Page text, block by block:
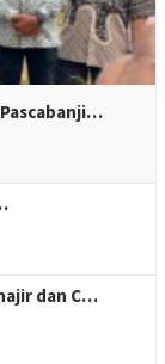
dan C…